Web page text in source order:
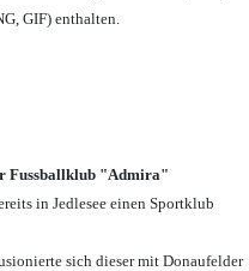
GIF) enthalten.
Fussballklub "Admira"
in Jedlesee einen Sportklub
sich dieser mit Donaufelder